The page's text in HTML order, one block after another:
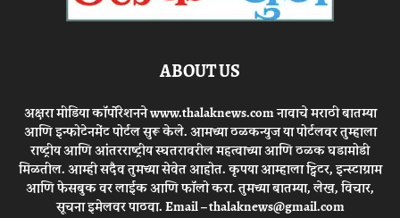
ABOUT US
अक्षरा मीडिया कॉर्पोरेशनने www.thalaknews.com नावाचे मराठी बातम्या
आणि इन्फोटेनमेंट पोर्टल सुरू केले. आमच्या ठळकन्युज या पोर्टलवर तुम्हाला
राष्ट्रीय आणि आंतरराष्ट्रीय स्घतरावरील महत्वाच्या आणि ठळक घडामोडी
मिळतील. आम्ही सदैव तुमच्या सेवेत आहोत. कृपया आम्हाला ट्विटर, इन्स्टाग्राम
आणि फेसबुक वर लाईक आणि फॉलो करा. तुमच्या बातम्या, लेख, विचार,
सूचना इमेलवर पाठवा. Email – thalaknews@gmail.com